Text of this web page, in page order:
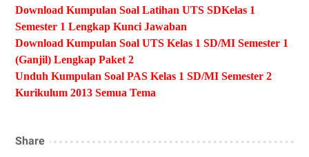
Download Kumpulan Soal Latihan UTS SDKelas 1
Semester 1 Lengkap Kunci Jawaban
Download Kumpulan Soal UTS Kelas 1 SD/MI Semester 1
(Ganjil) Lengkap Paket 2
Unduh Kumpulan Soal PAS Kelas 1 SD/MI Semester 2
Kurikulum 2013 Semua Tema
Share